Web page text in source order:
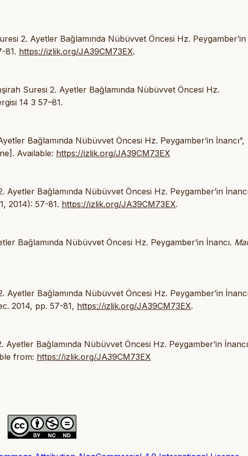
2. Ayetler Bağlamında Nübüvvet Öncesi Hz. Peygamber’in
81. https://izlik.org/JA39CM73EX.
Suresi 2. Ayetler Bağlamında Nübüvvet Öncesi Hz.
14 3 57–81.
Bağlamında Nübüvvet Öncesi Hz. Peygamber’in İnancı”,
Available: https://izlik.org/JA39CM73EX
Bağlamında Nübüvvet Öncesi Hz. Peygamber’in
2014): 57-81. https://izlik.org/JA39CM73EX.
Bağlamında Nübüvvet Öncesi Hz. Peygamber’in İnancı.
Bağlamında Nübüvvet Öncesi Hz. Peygamber’in
2014, pp. 57-81, https://izlik.org/JA39CM73EX.
Bağlamında Nübüvvet Öncesi Hz. Peygamber’in
from: https://izlik.org/JA39CM73EX